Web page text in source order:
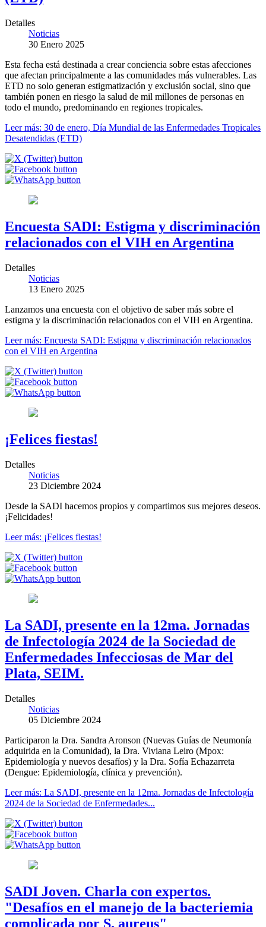
Detalles
Noticias
30 Enero 2025
Esta fecha está destinada a crear conciencia sobre estas afecciones
que afectan principalmente a las comunidades más vulnerables. Las
ETD no solo generan estigmatización y exclusión social, sino que
también ponen en riesgo la salud de mil millones de personas en
todo el mundo, predominando en regiones tropicales.
Leer más: 30 de enero, Día Mundial de las Enfermedades Tropicales
Desatendidas (ETD)
Encuesta SADI: Estigma y discriminación
relacionados con el VIH en Argentina
Detalles
Noticias
13 Enero 2025
Lanzamos una encuesta con el objetivo de saber más sobre el
estigma y la discriminación relacionados con el VIH en Argentina.
Leer más: Encuesta SADI: Estigma y discriminación relacionados
con el VIH en Argentina
¡Felices fiestas!
Detalles
Noticias
23 Diciembre 2024
Desde la SADI hacemos propios y compartimos sus mejores deseos.
¡Felicidades!
Leer más: ¡Felices fiestas!
La SADI, presente en la 12ma. Jornadas
de Infectología 2024 de la Sociedad de
Enfermedades Infecciosas de Mar del
Plata, SEIM.
Detalles
Noticias
05 Diciembre 2024
Participaron la Dra. Sandra Aronson (Nuevas Guías de Neumonía
adquirida en la Comunidad), la Dra. Viviana Leiro (Mpox:
Epidemiología y nuevos desafíos) y la Dra. Sofía Echazarreta
(Dengue: Epidemiología, clínica y prevención).
Leer más: La SADI, presente en la 12ma. Jornadas de Infectología
2024 de la Sociedad de Enfermedades...
SADI Joven. Charla con expertos.
"Desafíos en el manejo de la bacteriemia
complicada por S. aureus"